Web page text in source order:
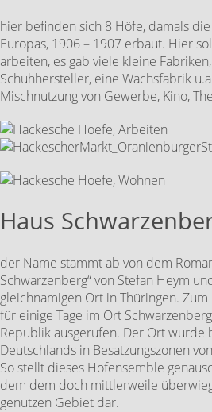
hier befinden sich 8 Höfe, damals
Europas, 1906 – 1907 erbaut. Hier
arbeiten, es gab viele kleine
Schuhhersteller, eine Wachsfabrik
Mischnutzung von Gewerbe, Kino,
Haus
der Name stammt ab von dem
Schwarzenberg“ von Stefan Heym
gleichnamigen Ort in Thüringen.
für einige Tage im Ort
Republik ausgerufen. Der Ort wurde
Deutschlands in Besatzungszonen
So stellt dieses Hofensemble
dem dem doch mittlerweile
genutzen Gebiet dar.